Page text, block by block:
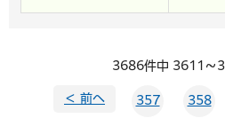
3686件中 3611～
＜ 前へ 357 358